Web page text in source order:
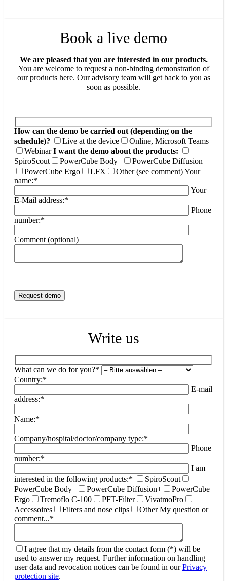
Book a live demo
We are pleased that you are interested in our products.
You are welcome to request a non-binding demonstration of
our products here. Our advisory team will get back to you as
soon as possible.
How can the demo be carried out (depending on the
schedule)?
Live at the device
Online, Microsoft Teams
Webinar I want the demo about the products:
SpiroScout
PowerCube Body+
PowerCube Diffusion+
PowerCube Ergo
LFX Other (see comment)Your
name:*
Your
E-Mail address:*
Phone
number:*
Comment (optional)
Write us
What can we do for you?*
Country:*
E-mail
address:*
Name:*
Company/hospital/doctor/company type:*
Phone
number:*
I am
interested in the following products:*
SpiroScout
PowerCube Body+
PowerCube Diffusion+
PowerCube
Ergo
Tremoflo C-100 PFT-Filter
VivatmoPro
Accessoires
Filters and nose clips Other My question or
comment...*
I agree that my details from the contact form (*) will be
used to answer my request. Further information on handling
user data and revocation notices can be found in ourPrivacy
protection site.